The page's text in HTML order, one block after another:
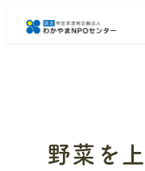
野菜を